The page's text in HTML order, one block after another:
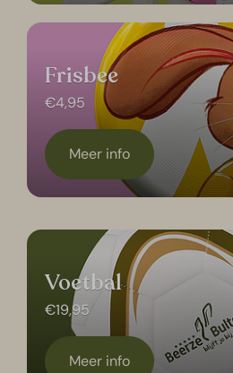
Frisbee
€4,95
Meer info
Voetbal
€19,95
Meer info